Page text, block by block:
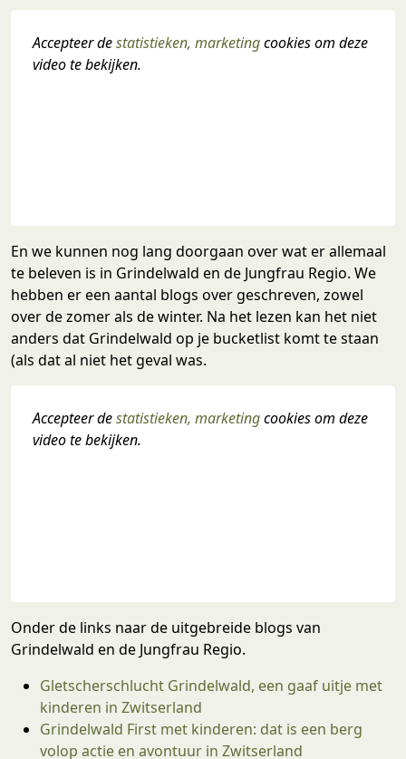
Accepteer de statistieken, marketing cookies om deze
video te bekijken.
En we kunnen nog lang doorgaan over wat er allemaal
te beleven is in Grindelwald en de Jungfrau Regio. We
hebben er een aantal blogs over geschreven, zowel
over de zomer als de winter. Na het lezen kan het niet
anders dat Grindelwald op je bucketlist komt te staan
(als dat al niet het geval was.
Accepteer de statistieken, marketing cookies om deze
video te bekijken.
Onder de links naar de uitgebreide blogs van
Grindelwald en de Jungfrau Regio.
Gletscherschlucht Grindelwald, een gaaf uitje met
kinderen in Zwitserland
Grindelwald First met kinderen: dat is een berg
volop actie en avontuur in Zwitserland